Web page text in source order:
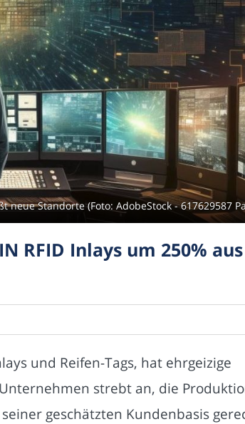
neue Standorte (Foto: AdobeStock - 617629587
RFID Inlays um 250%
und Reifen-Tags, hat ehrgeizige
strebt an, die
geschätzten Kundenbasis